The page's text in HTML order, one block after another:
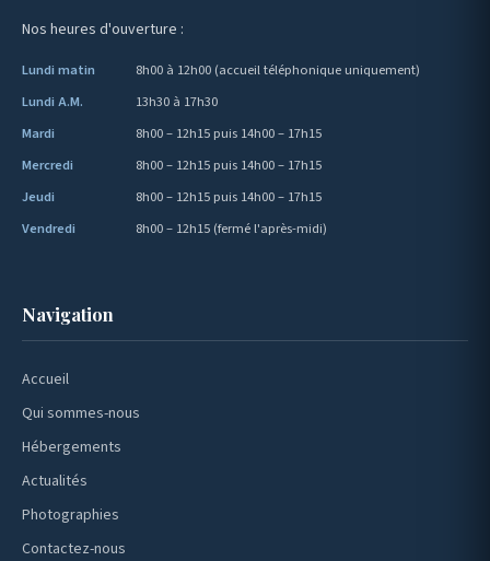
Nos heures d'ouverture :
Lundi matin
8h00 à 12h00 (accueil téléphonique uniquement)
Lundi A.M.
13h30 à 17h30
Mardi
8h00 – 12h15 puis 14h00 – 17h15
Mercredi
8h00 – 12h15 puis 14h00 – 17h15
Jeudi
8h00 – 12h15 puis 14h00 – 17h15
Vendredi
8h00 – 12h15 (fermé l'après-midi)
Navigation
Accueil
Qui sommes-nous
Hébergements
Actualités
Photographies
Contactez-nous